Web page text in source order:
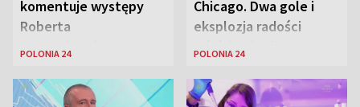
komentuje występy
Roberta
Lewandowskiego w
Zjednoczonych
POLONIA 24
Chicago. Dwa gole i
eksplozja radości
wśród Polonii
POLONIA 24